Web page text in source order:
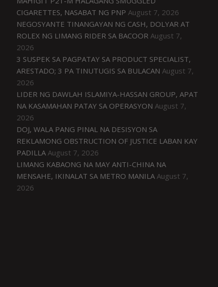
CIGARETTES, NASABAT NG PNP August 7, 2026
NEGOSYANTE TINANGAYAN NG CASH, DOLYAR AT
ROLEX NG LIMANG RIDER SA BACOOR August 7,
2026
3 SUSPEK SA PAGPATAY SA PRODUCT SPECIALIST,
ARESTADO; 3 PA TINUTUGIS SA BULACAN August 7,
2026
LIDER NG DAWLAH ISLAMIYA-HASSAN GROUP, APAT
NA KASAMAHAN PATAY SA OPERASYON August 7,
2026
DOJ, WALA PANG PINAL NA DESISYON SA
REKLAMONG OBSTRUCTION OF JUSTICE LABAN KAY
PADILLA August 7, 2026
LIMANG KABAONG NA MAY ANTI-CHINA NA
MENSAHE, IKINALAT SA METRO MANILA August 7,
2026